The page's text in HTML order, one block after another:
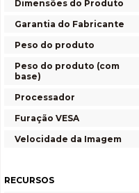
Dimensões do Produto
Garantia do Fabricante
Peso do produto
Peso do produto (com
base)
Processador
Furação VESA
Velocidade da Imagem
RECURSOS